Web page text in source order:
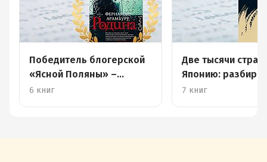
Победитель блогерской
«Ясной Поляны» –
семейные саги снова на
6 книг
Две тысячи
Японию:
роман Каги
7 книг